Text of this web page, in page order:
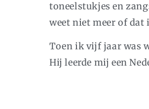
toneelstukjes en
weet niet meer of dat
Toen ik vijf jaar was
Hij leerde mij een